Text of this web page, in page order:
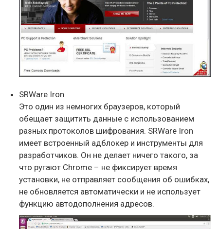
SRWare Iron
Это один из немногих браузеров, который
обещает защитить данные с использованием
разных протоколов шифрования. SRWare Iron
имеет встроенный адблокер и инструменты для
разработчиков. Он не делает ничего такого, за
что ругают Chrome – не фиксирует время
установки, не отправляет сообщения об ошибках,
не обновляется автоматически и не использует
функцию автодополнения адресов.